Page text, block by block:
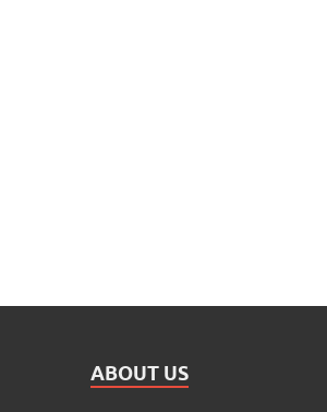
ABOUT US